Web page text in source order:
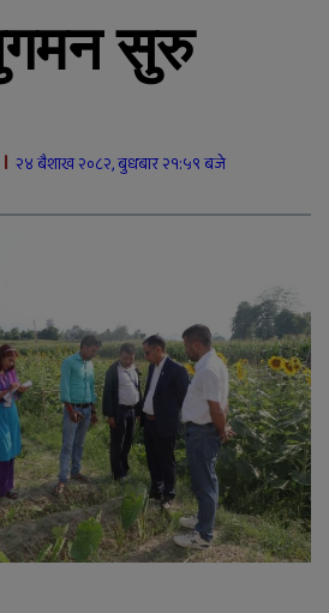
प्रत्याभूति
राप्ती प्रतिष्ठानलाई तीन
ह्विलचेयर सहयोग
सुरु
२४ बैशाख २०८२, बुधबार २१:५९ बजे